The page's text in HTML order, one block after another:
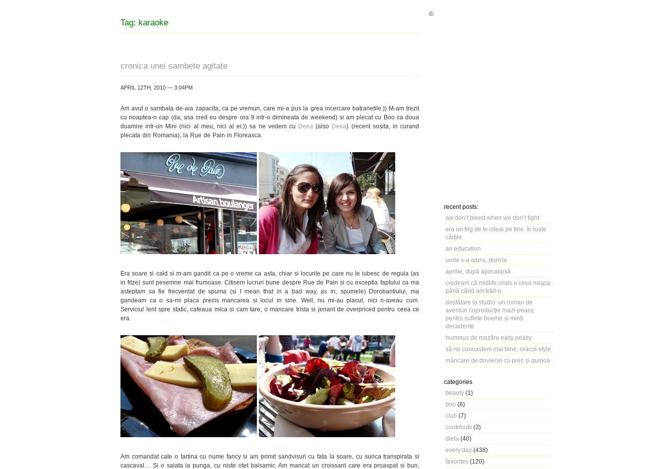
recent posts:
we don’t bleed when we don’t fight
era un frig de te citeai pe tine. în toate
cărțile.
an education
unde s-a ajuns, dom’le
aprilie, după apocalipsă
credeam că midlife crisis e ceva nașpa.
până când am trăit-o.
desfătare la studio: un roman de
aventuri coproducție mazi-peasy,
pentru suflete boeme și minți
decadente
hummus de mazăre easy peasy
să ne cunoaștem mai bine, oracol-style
mâncare de dovlecei cu porc și quinoa
categories
beauty (1)
boo (8)
club (7)
contributii (3)
dieta (40)
every day (438)
favorites (120)
Tag: karaoke
cronica unei sambete agitate
APRIL 12TH, 2010 — 3:04PM
Am avut o sambata de-aia zapacita, ca pe vremuri, care mi-a pus la grea incercare batranetile:)) M-am trezit
cu noaptea-n cap (da, asa cred eu despre ora 9 intr-o dimineata de weekend) si am plecat cu Boo ca doua
duamne intr-un Mini (nici al meu, nici al ei:)) sa ne vedem cu Deea (also Deea) (recent sosita, in curand
plecata din Romania), la Rue de Pain in Floreasca.
Era soare si cald si m-am gandit ca pe o vreme ca asta, chiar si locurile pe care nu le iubesc de regula (as
in fitze) sunt pesemne mai frumoase. Citisem lucruri bune despre Rue de Pain si cu exceptia faptului ca ma
asteptam sa fie frecventat de spuma (si I mean that in a bad way, as in, spumele) Dorobantiului, ma
gandeam ca o sa-mi placa precis mancarea si locul in sine. Well, nu mi-au placut, nici n-aveau cum.
Serviciul lent spre static, cafeaua mica si cam tare, o mancare trista si jenant de overpriced pentru ceea ce
era.
Am comandat cate o tartina cu nume fancy si am primit sandvisuri cu fata la soare, cu sunca transpirata si
cascaval… Si o salata la punga, cu niste otet balsamic. Am mancat un croissant care era proaspat si bun,
©